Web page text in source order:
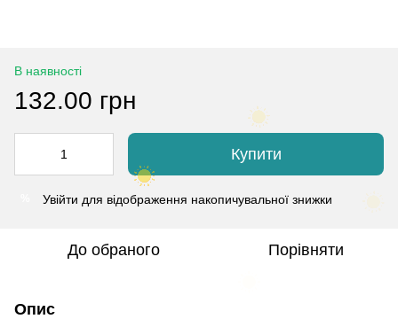
В наявності
132.00 грн
Купити
Увійти для відображення накопичувальної знижки
До обраного Порівняти
Опис